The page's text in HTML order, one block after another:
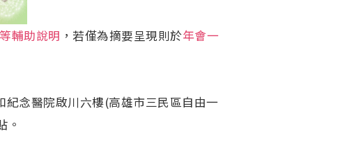
輔助說明 ，若僅為摘要呈現則於年會一
紀念醫院啟川六樓(高雄市三民區自由一
。